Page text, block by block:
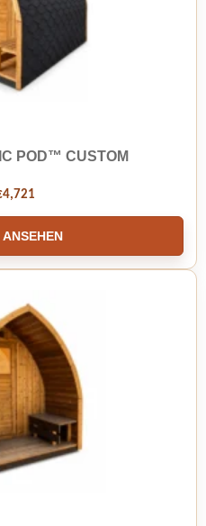
POD™ CUSTOM
4,721